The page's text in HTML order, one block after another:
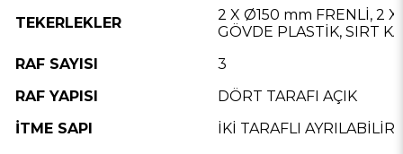
TEKERLEKLER
2 X Ø150 mm FRENLİ, 2
GÖVDE PLASTİK, SIRT
RAF SAYISI
3
RAF YAPISI
DÖRT TARAFI AÇIK
İTME SAPI
İKİ TARAFLI AYRILABİLİR